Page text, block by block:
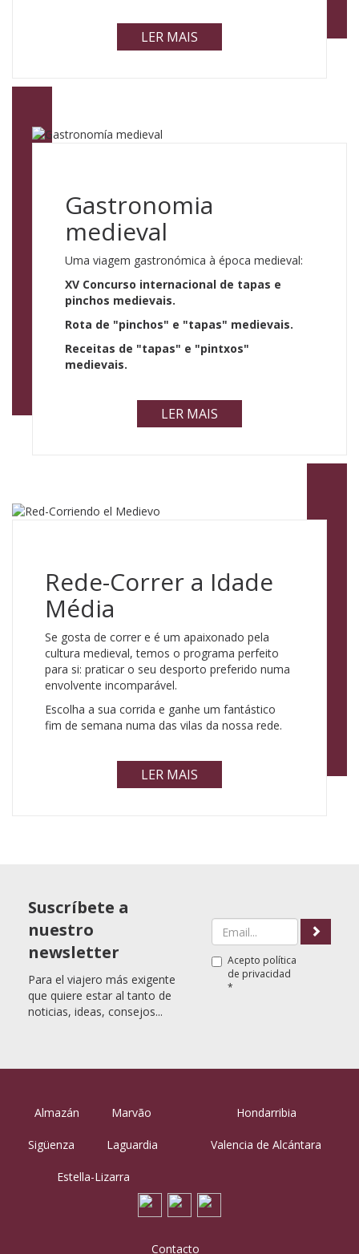
LER MAIS
Gastronomia
medieval
Uma viagem gastronómica à época medieval:
XV Concurso internacional de tapas e
pinchos medievais.
Rota de "pinchos" e "tapas" medievais.
Receitas de "tapas" e "pintxos"
medievais.
LER MAIS
Rede-Correr a Idade
Média
Se gosta de correr e é um apaixonado pela
cultura medieval, temos o programa perfeito
para si: praticar o seu desporto preferido numa
envolvente incomparável.
Escolha a sua corrida e ganhe um fantástico
fim de semana numa das vilas da nossa rede.
LER MAIS
Suscríbete a
nuestro
newsletter
Para el viajero más exigente
que quiere estar al tanto de
noticias, ideas, consejos...
Acepto política
de privacidad
*
Almazán Marvão
Sigüenza Laguardia
Estella-Lizarra
Hondarribia
Valencia de Alcántara
Contacto